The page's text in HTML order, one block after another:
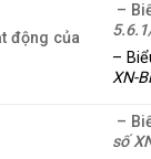
động của
–
–
XN-
–
số